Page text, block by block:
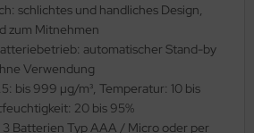
schlichtes und handliches Design,
zum Mitnehmen
automatischer Stand-by
Verwendung
bis 999 µg/m³, Temperatur: 10 bis
20 bis 95%
Batterien Typ AAA / Micro oder per